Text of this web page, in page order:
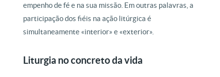
empenho de fé e na sua missão. Em outras palavras, a
participação dos fiéis na ação litúrgica é
simultaneamente «interior» e «exterior».
Liturgia no concreto da vida